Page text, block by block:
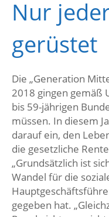
Nur
gerüstet
Die „Generation
2018 gingen gemäß
bis 59-jährigen
müssen. In diesem
darauf ein, den
die gesetzliche
„Grundsätzlich ist
Wandel für die
gegeben hat.